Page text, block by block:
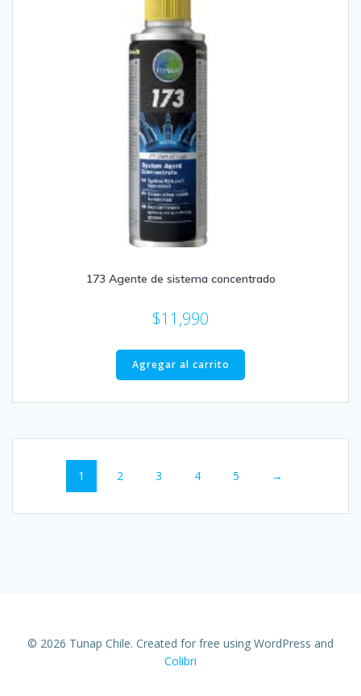
173 Agente de sistema concentrado
$11,990
Agregar al carrito
1 2 3 4 5 →
© 2026 Tunap Chile. Created for free using WordPress and
Colibri